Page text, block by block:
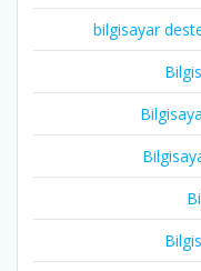
bilgisayar